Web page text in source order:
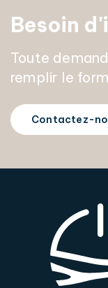
Besoin
Toute
remplir le
Contactez-